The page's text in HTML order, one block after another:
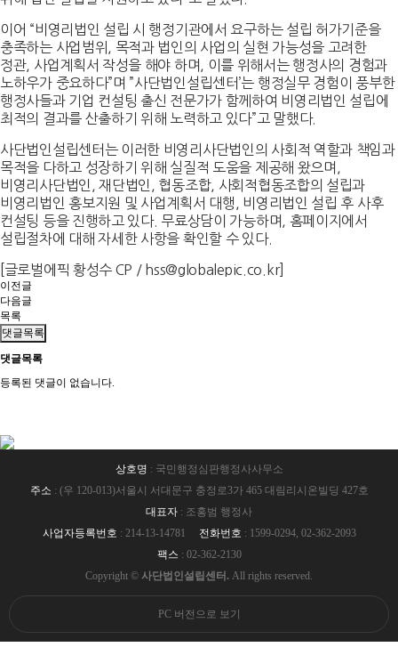
이어 “비영리법인 설립 시 행정기관에서 요구하는 설립 허가기준을
충족하는 사업범위, 목적과 법인의 사업의 실현 가능성을 고려한
정관, 사업계획서 작성을 해야 하며, 이를 위해서는 행정사의 경험과
노하우가 중요하다”며 ”사단법인설립센터’는 행정실무 경험이 풍부한
행정사들과 기업 컨설팅 출신 전문가가 함께하여 비영리법인 설립에
최적의 결과를 산출하기 위해 노력하고 있다”고 말했다.
사단법인설립센터는 이러한 비영리사단법인의 사회적 역할과 책임과
목적을 다하고 성장하기 위해 실질적 도움을 제공해 왔으며,
비영리사단법인, 재단법인, 협동조합, 사회적협동조합의 설립과
비영리법인 홍보지원 및 사업계획서 대행, 비영리법인 설립 후 사후
컨설팅 등을 진행하고 있다. 무료상담이 가능하며, 홈페이지에서
설립절차에 대해 자세한 사항을 확인할 수 있다.
[글로벌에픽 황성수 CP / hss@globalepic.co.kr]
이전글
다음글
목록
댓글목록
댓글목록
등록된 댓글이 없습니다.
상호명 : 국민행정심판행정사사무소
주소 : (우 120-013)서울시 서대문구 충정로3가 465 대림리시온빌딩 427호
대표자 : 조홍범 행정사
사업자등록번호 : 214-13-14781 전화번호 : 1599-0294, 02-362-2093
팩스 : 02-362-2130
Copyright © 사단법인설립센터. All rights reserved.
PC 버전으로 보기